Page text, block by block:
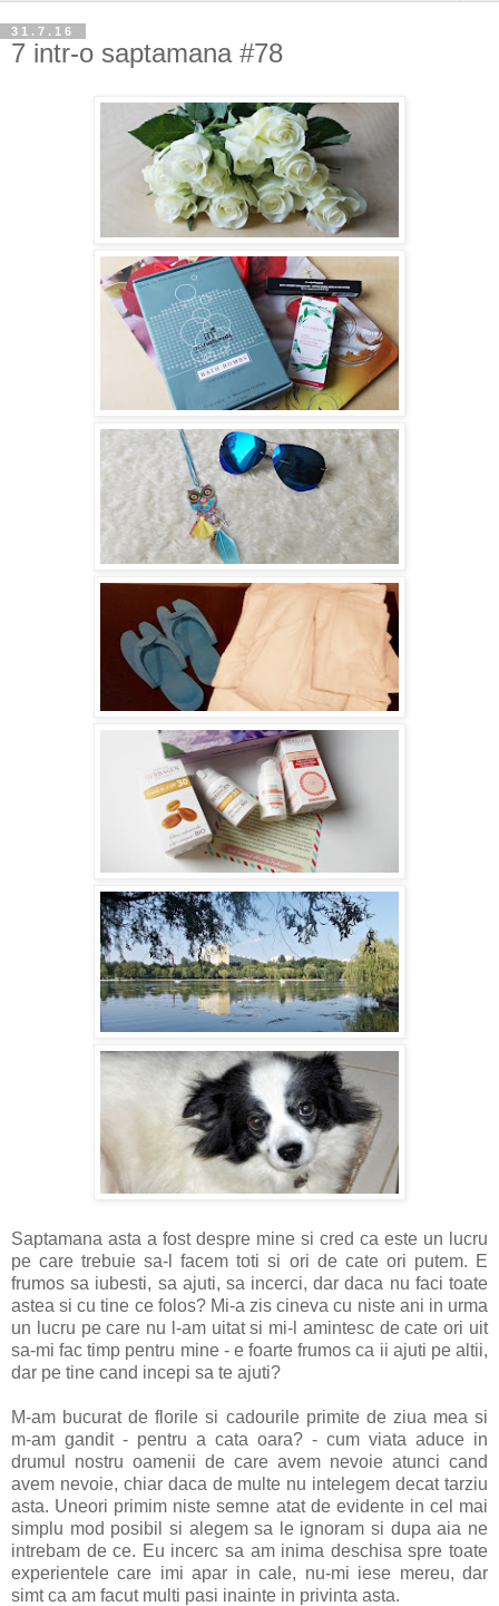
31.7.16
7 intr-o saptamana #78
Saptamana asta a fost despre mine si cred ca este un lucru
pe care trebuie sa-l facem toti si ori de cate ori putem. E
frumos sa iubesti, sa ajuti, sa incerci, dar daca nu faci toate
astea si cu tine ce folos? Mi-a zis cineva cu niste ani in urma
un lucru pe care nu l-am uitat si mi-l amintesc de cate ori uit
sa-mi fac timp pentru mine - e foarte frumos ca ii ajuti pe altii,
dar pe tine cand incepi sa te ajuti?
M-am bucurat de florile si cadourile primite de ziua mea si
m-am gandit - pentru a cata oara? - cum viata aduce in
drumul nostru oamenii de care avem nevoie atunci cand
avem nevoie, chiar daca de multe nu intelegem decat tarziu
asta. Uneori primim niste semne atat de evidente in cel mai
simplu mod posibil si alegem sa le ignoram si dupa aia ne
intrebam de ce. Eu incerc sa am inima deschisa spre toate
experientele care imi apar in cale, nu-mi iese mereu, dar
simt ca am facut multi pasi inainte in privinta asta.